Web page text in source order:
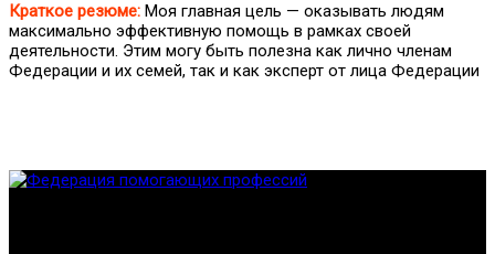
Краткое резюме: Моя главная цель — оказывать людям
максимально эффективную помощь в рамках своей
деятельности. Этим могу быть полезна как лично членам
Федерации и их семей, так и как эксперт от лица Федерации